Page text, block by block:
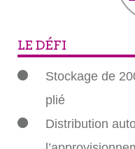
LE DÉFI
Stockage de
plié
Distribution